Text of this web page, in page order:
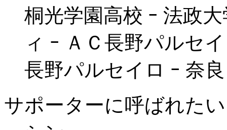
桐光学園高校 ｰ 法政
ィ ｰ ＡＣ長野パルセ
長野パルセイロ ｰ 奈
サポーターに呼ばれた